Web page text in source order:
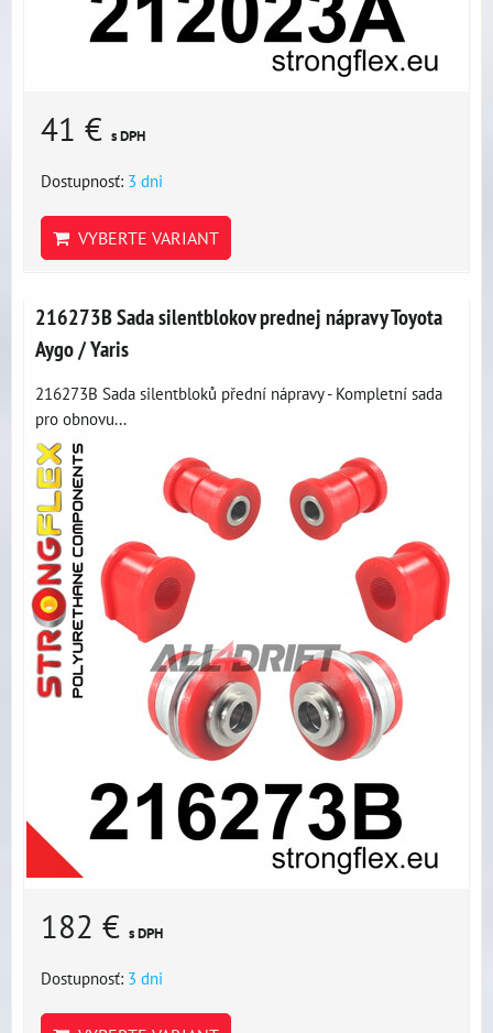
41 € s DPH
Dostupnosť: 3 dni
VYBERTE VARIANT
216273B Sada silentblokov prednej nápravy Toyota
Aygo / Yaris
216273B Sada silentbloků přední nápravy - Kompletní sada
pro obnovu...
182 € s DPH
Dostupnosť: 3 dni